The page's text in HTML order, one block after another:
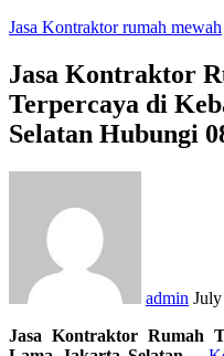
Jasa Kontraktor rumah mewah
Jasa Kontraktor
Terpercaya di
Selatan Hubungi
admin
Jasa Kontraktor Rumah